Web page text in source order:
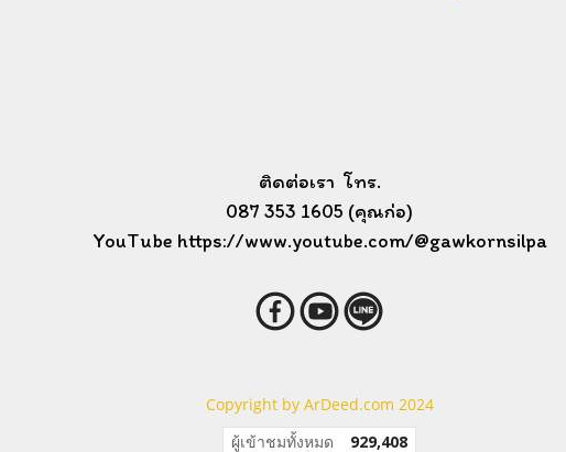
ติดต่อเรา โทร.
087 353 1605 (คุณก่อ)
YouTube https://www.youtube.com/@gawkornsilpa
Copyright by ArDeed.com 2024
ผู้เข้าชมวันนี้
249